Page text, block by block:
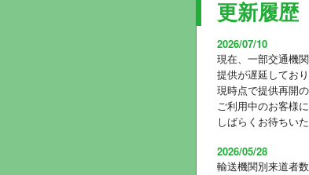
更新履歴
2026/07/10
現在、一部交通機
提供が遅延しており
現時点で提供再開
ご利用中のお客様
しばらくお待ちい
2026/05/28
輸送機関別来道者